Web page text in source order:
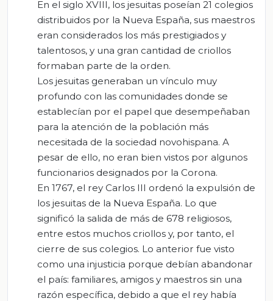
En el siglo XVIII, los jesuitas poseían 21 colegios
distribuidos por la Nueva España, sus maestros
eran considerados los más prestigiados y
talentosos, y una gran cantidad de criollos
formaban parte de la orden.
Los jesuitas generaban un vínculo muy
profundo con las comunidades donde se
establecían por el papel que desempeñaban
para la atención de la población más
necesitada de la sociedad novohispana. A
pesar de ello, no eran bien vistos por algunos
funcionarios designados por la Corona.
En 1767, el rey Carlos III ordenó la expulsión de
los jesuitas de la Nueva España. Lo que
significó la salida de más de 678 religiosos,
entre estos muchos criollos y, por tanto, el
cierre de sus colegios. Lo anterior fue visto
como una injusticia porque debían abandonar
el país: familiares, amigos y maestros sin una
razón específica, debido a que el rey había